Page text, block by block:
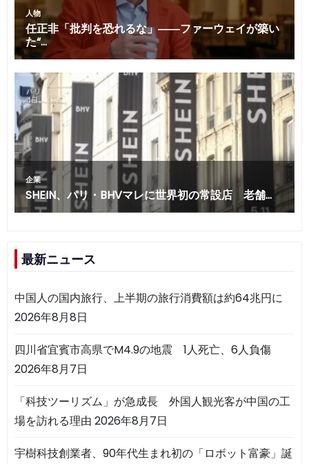
最新ニュース
中国人の国内旅行、上半期の旅行消費額は約64兆円に
2026年8月8日
四川省宜賓市高県でM4.9の地震 1人死亡、6人負傷
2026年8月7日
「科技ツーリズム」が急成長 外国人観光客が中国の工
場を訪れる理由 2026年8月7日
宇樹科技創業者、90年代生まれ初の「ロボット富豪」誕